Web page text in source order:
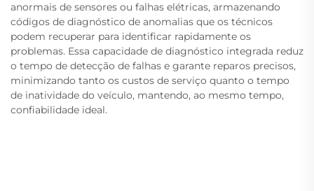
anormais de sensores ou falhas elétricas, armazenando
códigos de diagnóstico de anomalias que os técnicos
podem recuperar para identificar rapidamente os
problemas. Essa capacidade de diagnóstico integrada reduz
o tempo de detecção de falhas e garante reparos precisos,
minimizando tanto os custos de serviço quanto o tempo
de inatividade do veículo, mantendo, ao mesmo tempo,
confiabilidade ideal.